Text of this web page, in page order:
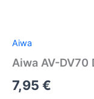
Aiwa
Aiwa AV-DV70
7,95 €